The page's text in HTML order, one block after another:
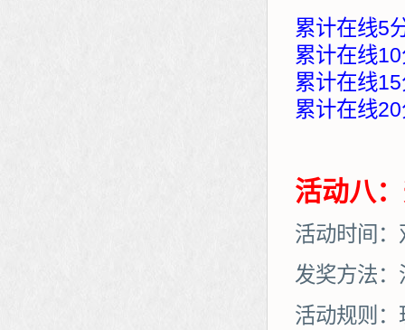
累计在线5
累计在线
累计在线
累计在线
活动八
活动时间
发奖方法
活动规则